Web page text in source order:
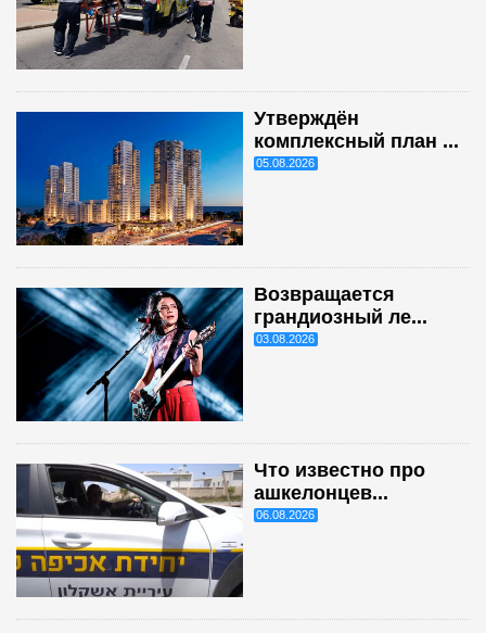
Утверждён
комплексный план ...
05.08.2026
Возвращается
грандиозный ле...
03.08.2026
Что известно про
ашкелонцев...
06.08.2026